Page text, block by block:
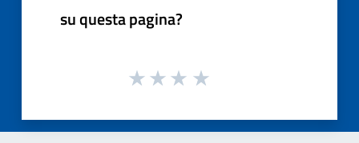
su questa pagina?